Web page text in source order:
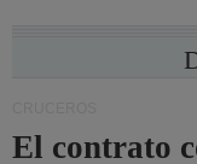
El contrato